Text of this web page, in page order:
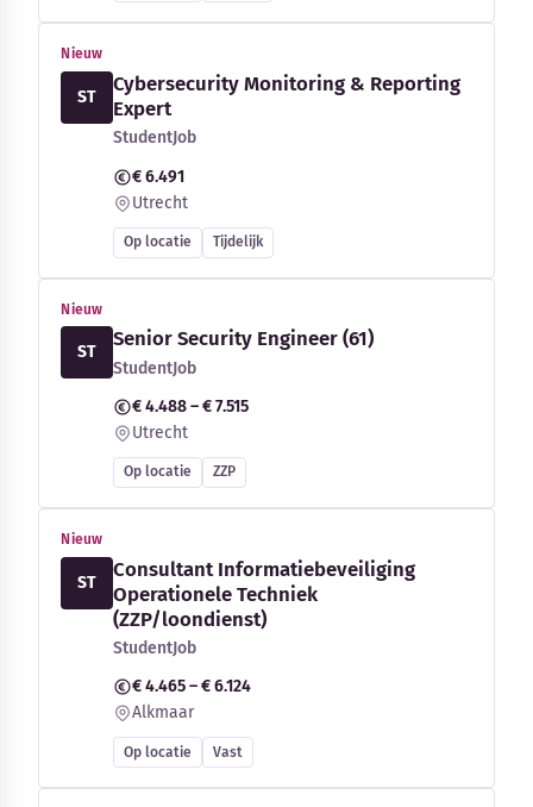
Nieuw
ST
Cybersecurity Monitoring & Reporting
Expert
StudentJob
€ 6.491
Utrecht
Op locatie Tijdelijk
Nieuw
ST
Senior Security Engineer (61)
StudentJob
€ 4.488 – € 7.515
Utrecht
Op locatie ZZP
Nieuw
ST
Consultant Informatiebeveiliging
Operationele Techniek
(ZZP/loondienst)
StudentJob
€ 4.465 – € 6.124
Alkmaar
Op locatie Vast